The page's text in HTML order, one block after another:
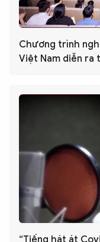
Chương trình
Việt Nam diễn ra